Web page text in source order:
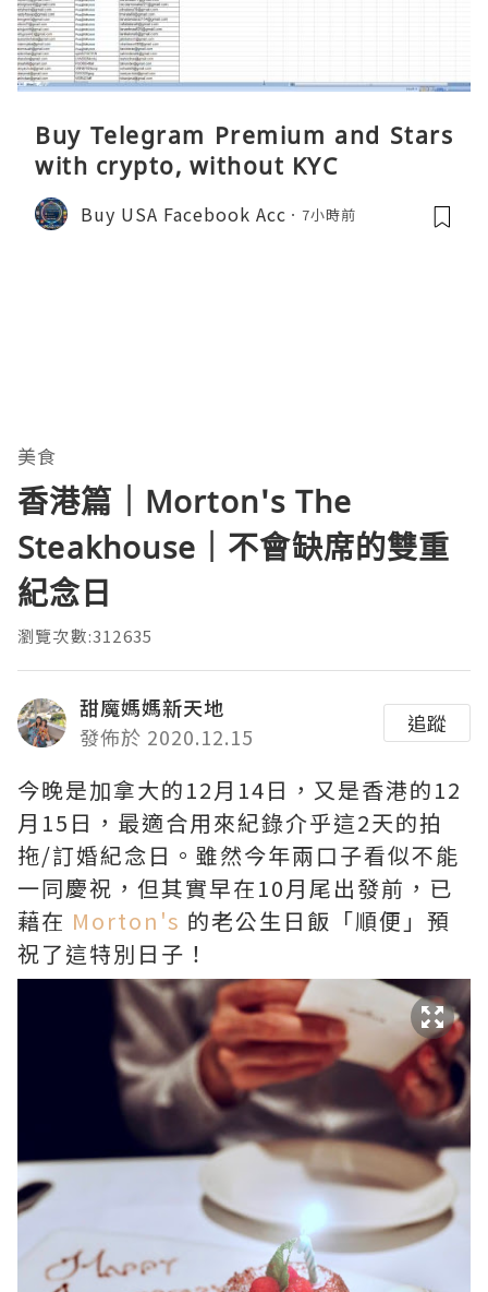
Buy Telegram Premium and Stars
with crypto, without KYC
Buy USA Facebook Acc 7小時前
美食
香港篇｜Morton's The
Steakhouse｜不會缺席的雙重
紀念日
瀏覽次數:312635
甜魔媽媽新天地
發佈於 2020.12.15
追蹤
今晚是加拿大的12月14日，又是香港的12
月15日，最適合用來紀錄介乎這2天的拍
拖/訂婚紀念日。雖然今年兩口子看似不能
一同慶祝，但其實早在10月尾出發前，已
藉在 Morton's 的老公生日飯「順便」預
祝了這特別日子！